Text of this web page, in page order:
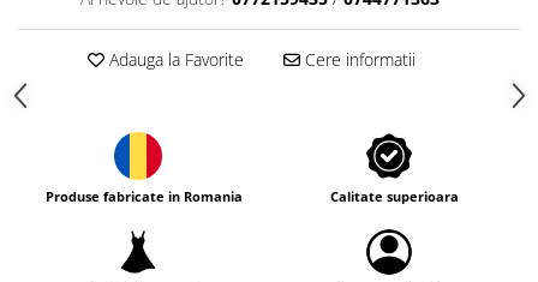
Adauga la Favorite Cere informatii
Produse fabricate in Romania Calitate superioara